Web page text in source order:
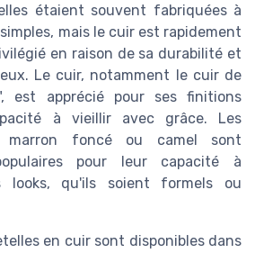
étaient souvent fabriquées à
mais le cuir est rapidement
en raison de sa durabilité et
Le cuir, notamment le cuir de
est apprécié pour ses finitions
à vieillir avec grâce. Les
marron foncé ou camel sont
pour leur capacité à
looks, qu'ils soient formels ou
en cuir sont disponibles dans